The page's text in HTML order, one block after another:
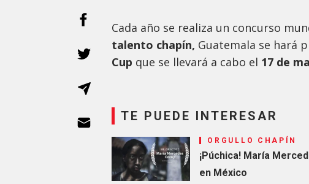
Cada año se realiza un concurso
talento chapín, Guatemala se hará
Cup que se llevará a cabo el 17 de
TE PUEDE INTERESAR
ORGULLO CHAPÍN
¡Púchica! María
en México